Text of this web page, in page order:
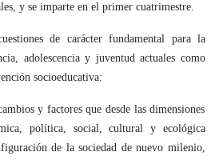
y se imparte en el primer cuatrimestre.
de carácter fundamental para la
adolescencia y juventud actuales como
socioeducativa:
y factores que desde las dimensiones
política, social, cultural y ecológica
de la sociedad de nuevo milenio,